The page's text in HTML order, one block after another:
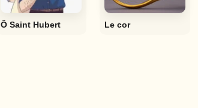
Ô Saint Hubert Le cor